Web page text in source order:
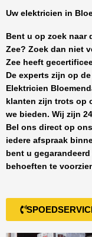
Uw elektricien in
Bent u op zoek naar
Zee? Zoek dan niet
Zee heeft
De experts zijn op
Elektricien
klanten zijn trots op
we bieden. Wij zijn
Bel ons direct op
iedere afspraak
bent u
behoeften te